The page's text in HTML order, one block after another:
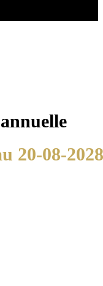
20-08-2028